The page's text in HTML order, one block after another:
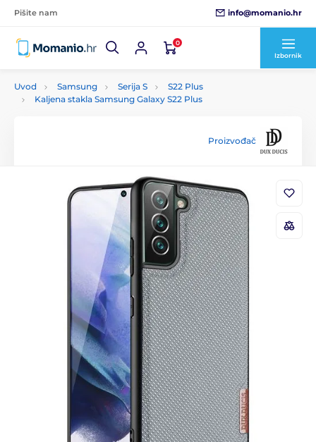
Pišite nam info@momanio.hr
0
Izbornik
Uvod Samsung Serija S
S22 Plus
Kaljena stakla Samsung Galaxy S22 Plus
Proizvođač